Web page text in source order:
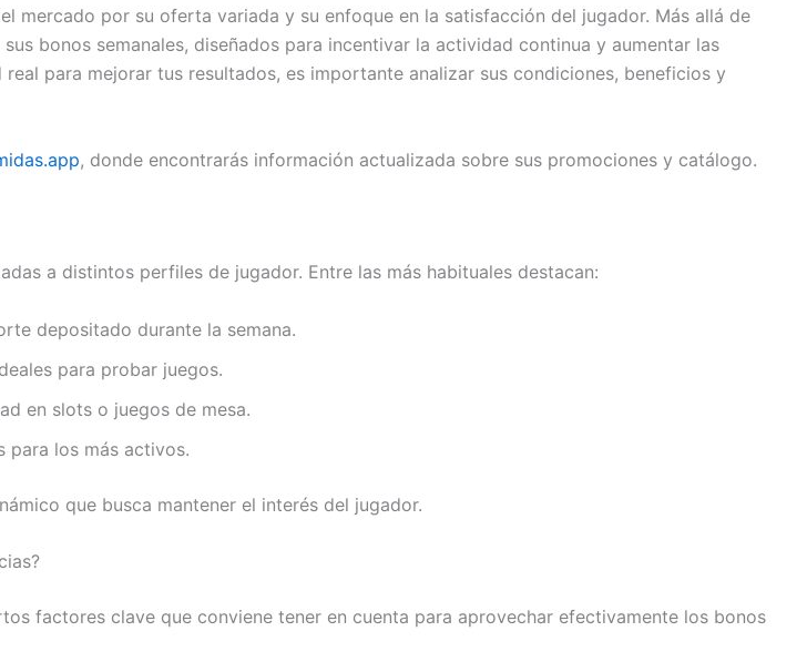
mercado por su oferta variada y su enfoque en la satisfacción del jugador. Más allá de
bonos semanales, diseñados para incentivar la actividad continua y aumentar las
para mejorar tus resultados, es importante analizar sus condiciones, beneficios y
, donde encontrarás información actualizada sobre sus promociones y catálogo.
a distintos perfiles de jugador. Entre las más habituales destacan:
depositado durante la semana.
para probar juegos.
en slots o juegos de mesa.
para los más activos.
que busca mantener el interés del jugador.
factores clave que conviene tener en cuenta para aprovechar efectivamente los bonos